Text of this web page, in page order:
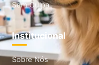
Sem Culpa
Institucional
Sobre Nós